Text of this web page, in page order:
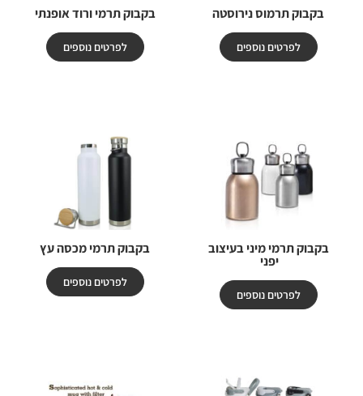
בקבוק תרמוס נירוסטה
לפרטים נוספים
בקבוק תרמי ורוד אופנתי
לפרטים נוספים
בקבוק תרמי מיני בעיצוב
יפני
לפרטים נוספים
בקבוק תרמי מכסה עץ
לפרטים נוספים